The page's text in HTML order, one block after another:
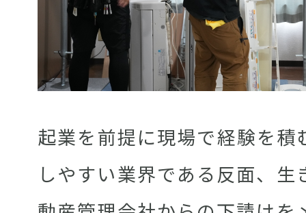
起業を前提に現場で経験を積
しやすい業界である反面、